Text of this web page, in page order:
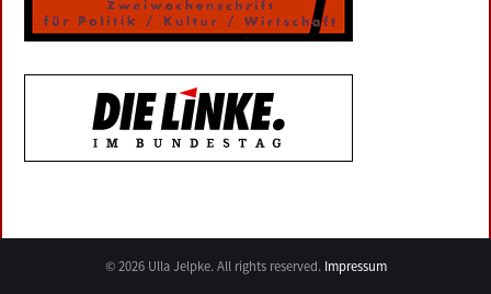
© 2026 Ulla Jelpke. All rights reserved. Impressum